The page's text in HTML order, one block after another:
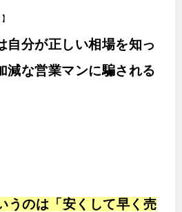
自分が正しい相場を知っ
減な営業マンに騙される
うのは「安くして早く売